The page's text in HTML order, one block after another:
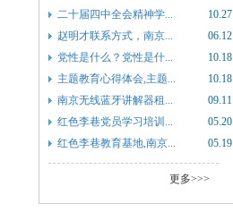
10.27
二十届四中全会精神学...
06.12
赵明才联系方式，南京...
10.18
党性是什么？党性是什...
10.18
主题教育心得体会,主题...
09.11
南京无线蓝牙讲解器租...
05.20
红色李巷党员学习培训...
05.19
红色李巷教育基地,南京...
更多>>>